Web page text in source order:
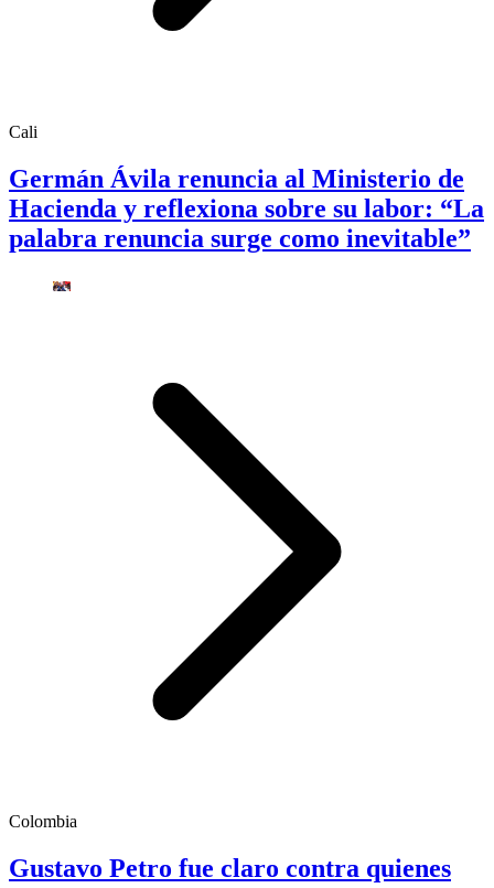
Cali
Germán Ávila renuncia al Ministerio de
Hacienda y reflexiona sobre su labor: “La
palabra renuncia surge como inevitable”
Colombia
Gustavo Petro fue claro contra quienes